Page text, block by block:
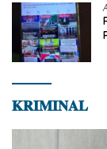
𝐊𝐑𝐈𝐌𝐈𝐍𝐀𝐋